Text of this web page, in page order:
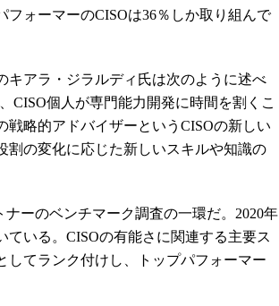
ォーマーのCISOは36％しか取り組んで
アラ・ジラルディ氏は次のように述べ
CISO個人が専門能力開発に時間を割くこ
略的アドバイザーというCISOの新しい
割の変化に応じた新しいスキルや知識の
ーのベンチマーク調査の一環だ。2020年
いる。CISOの有能さに関連する主要ス
してランク付けし、トップパフォーマー